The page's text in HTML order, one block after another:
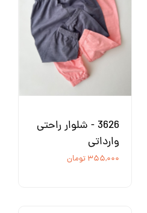
3626 - شلوار راحتی
وارداتی
۳۵۵,۰۰۰ تومان